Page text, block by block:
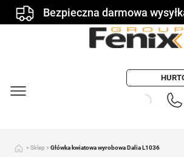
Bezpieczna darmowa
» Sklep » Główka kwiatowa wyrobowa Dalia L1036